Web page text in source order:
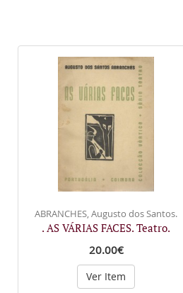
ABRANCHES, Augusto dos Santos.
. AS VÁRIAS FACES. Teatro.
20.00€
Ver Item